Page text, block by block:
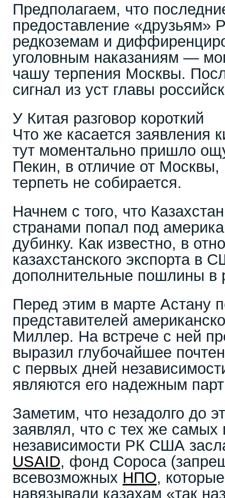
Предполагаем, что
предоставление «друзьям»
редкоземам и
уголовным наказаниям —
чашу терпения Москвы.
сигнал из уст главы
У Китая разговор короткий
Что же касается заявления
тут моментально пришло
Пекин, в отличие от
терпеть не собирается.
Начнем с того, что
странами попал под
дубинку. Как известно, в
казахстанского экспорта в
дополнительные пошлины в
Перед этим в марте Астану
представителей
Миллер. На встрече с ней
выразил глубочайшее
с первых дней
являются его надежным
Заметим, что незадолго до
заявлял, что с тех же
независимости РК США
USAID, фонд Сороса
всевозможных НПО,
навязывали казахам «так